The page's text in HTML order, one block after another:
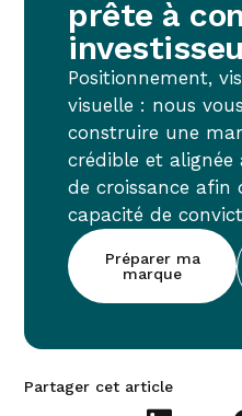
prête à
Positionnement,
visuelle : nous
construire une
crédible et alignée
de croissance afin
capacité de
Préparer ma
marque
Partager cet article